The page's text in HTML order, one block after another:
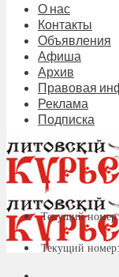
О нас
Контакты
Объявления
Афиша
Архив
Правовая
Реклама
Подписка
Текущий
Текущий номер: